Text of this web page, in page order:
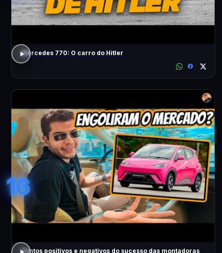
Mercedes 770: O carro do Hitler
16
Pontos positivos e negativos do sucesso das montadoras